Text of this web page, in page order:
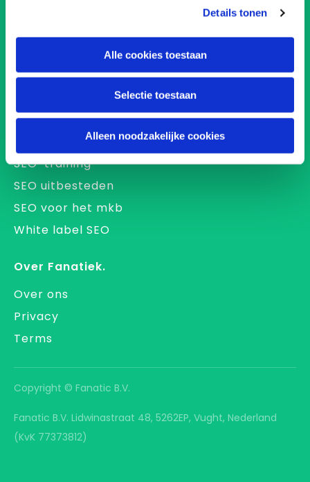
Details tonen
Alle cookies toestaan
Selectie toestaan
Alleen noodzakelijke cookies
Interim SEO
SEO-audit
SEO-migratie
SEO-training
SEO uitbesteden
SEO voor het mkb
White label SEO
Over Fanatiek.
Over ons
Privacy
Terms
Copyright © Fanatic B.V.
Fanatic B.V. Lidwinastraat 48, 5262EP, Vught, Nederland
(KvK 77373812)